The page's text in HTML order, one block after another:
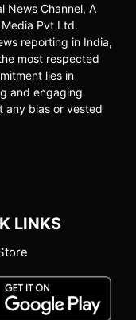
News Channel, A
Pvt Ltd.
reporting in India,
most respected
lies in
and engaging
any bias or vested
LINKS